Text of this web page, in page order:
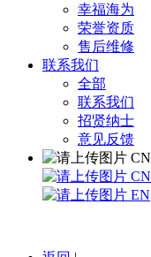
幸福海为
荣誉资质
售后维修
联系我们
全部
联系我们
招贤纳士
意见反馈
CN
CN
EN